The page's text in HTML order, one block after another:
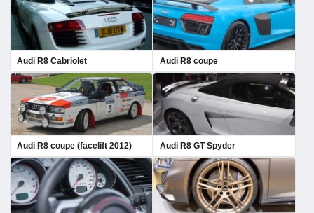
Audi R8 Cabriolet Audi R8 coupe
Audi R8 coupe (facelift 2012) Audi R8 GT Spyder